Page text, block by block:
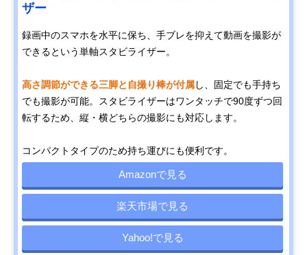
ザー
録画中のスマホを水平に保ち、手ブレを抑えて動画を撮影が
できるという単軸スタビライザー。
高さ調節ができる三脚と自撮り棒が付属し、固定でも手持ち
でも撮影が可能。スタビライザーはワンタッチで90度ずつ回
転するため、縦・横どちらの撮影にも対応します。
コンパクトタイプのため持ち運びにも便利です。
Amazonで見る
楽天市場で見る
Yahoo!で見る